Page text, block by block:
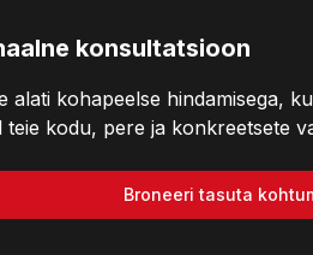
konsultatsioon
alati kohapeelse hindamisega,
teie kodu, pere ja konkreetsete
Broneeri tasuta